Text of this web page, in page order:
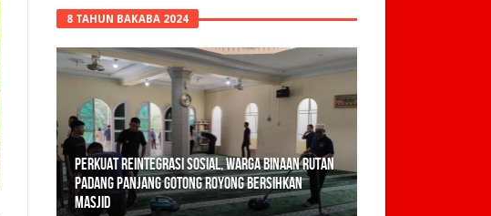
8 TAHUN BAKABA 2024
Perkuat Reintegrasi Sosial, Warga Binaan Rutan
Padang Panjang Gotong Royong Bersihkan
Masjid